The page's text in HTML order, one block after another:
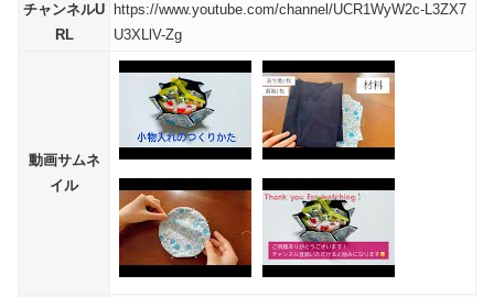
チャンネルU
RL
https://www.youtube.com/channel/UCR1WyW2c-L3ZX7
U3XLlV-Zg
動画サムネ
イル